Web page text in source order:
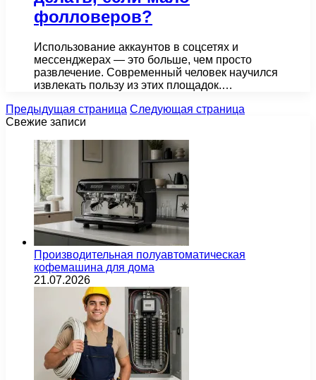
фолловеров?
Использование аккаунтов в соцсетях и
мессенджерах — это больше, чем просто
развлечение. Современный человек научился
извлекать пользу из этих площадок.…
Предыдущая страница Следующая страница
Свежие записи
Производительная полуавтоматическая
кофемашина для дома
21.07.2026